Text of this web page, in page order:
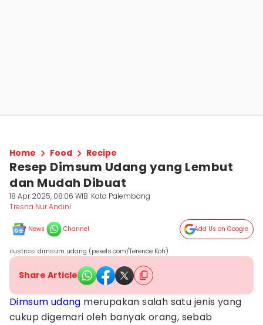
Home Food Recipe
Resep Dimsum Udang yang Lembut
dan Mudah Dibuat
18 Apr 2025, 08:06 WIB Kota Palembang
Tresna Nur Andini
News Channel Add Us on Google
ilustrasi dimsum udang (pexels.com/Terence Koh)
Share Article
Dimsum udang merupakan salah satu jenis yang
cukup digemari oleh banyak orang, sebab